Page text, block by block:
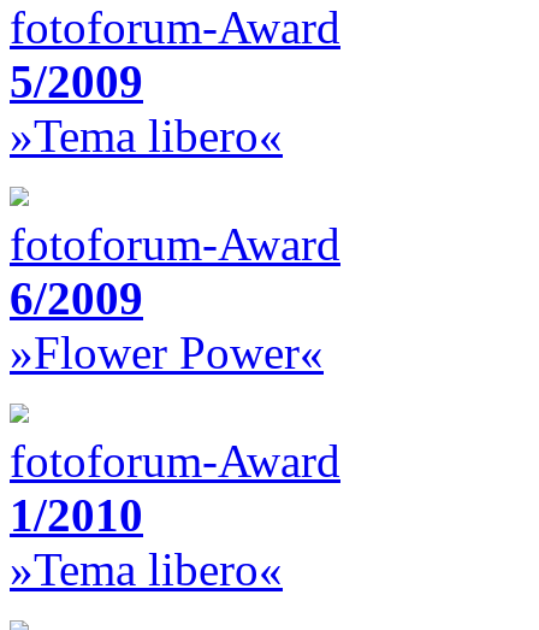
fotoforum-Award
5/2009
»Tema libero«
fotoforum-Award
6/2009
»Flower Power«
fotoforum-Award
1/2010
»Tema libero«